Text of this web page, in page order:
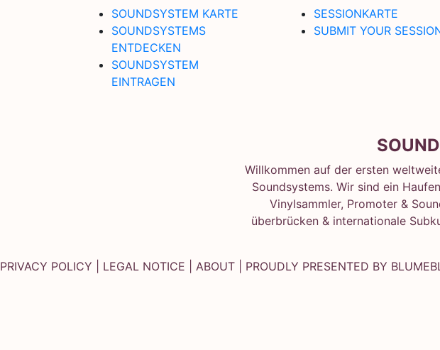
SOUNDSYSTEM KARTE
SOUNDSYSTEMS
ENTDECKEN
SOUNDSYSTEM
EINTRAGEN
SESSIONKARTE
SUBMIT YOUR
Willkommen auf der ersten
Soundsystems. Wir sind ein
Vinylsammler, Promoter &
überbrücken & internationale
PRIVACY POLICY LEGAL NOTICE ABOUT | PROUDLY PRESENTED BY